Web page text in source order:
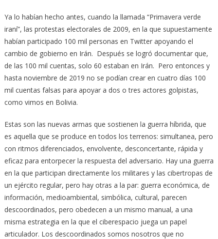
Ya lo habían hecho antes, cuando la llamada “Primavera verde
iraní”, las protestas electorales de 2009, en la que supuestamente
habían participado 100 mil personas en Twitter apoyando el
cambio de gobierno en Irán. Después se logró documentar que,
de las 100 mil cuentas, solo 60 estaban en Irán. Pero entonces y
hasta noviembre de 2019 no se podían crear en cuatro días 100
mil cuentas falsas para apoyar a dos o tres actores golpistas,
como vimos en Bolivia.
Estas son las nuevas armas que sostienen la guerra híbrida, que
es aquella que se produce en todos los terrenos: simultanea, pero
con ritmos diferenciados, envolvente, desconcertante, rápida y
eficaz para entorpecer la respuesta del adversario. Hay una guerra
en la que participan directamente los militares y las cibertropas de
un ejército regular, pero hay otras a la par: guerra económica, de
información, medioambiental, simbólica, cultural, parecen
descoordinados, pero obedecen a un mismo manual, a una
misma estrategia en la que el ciberespacio juega un papel
articulador. Los descoordinados somos nosotros que no